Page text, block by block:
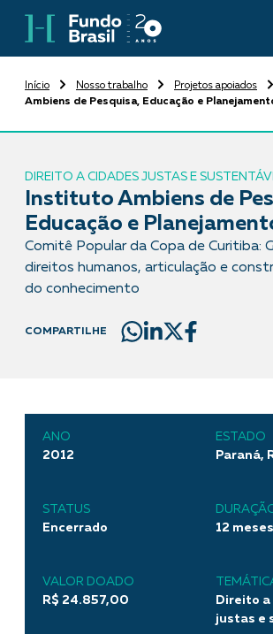
Início Nosso trabalho Projetos apoiados
Ambiens de Pesquisa, Educação e
DIREITO A CIDADES JUSTAS E
Instituto Ambiens de
Educação e
Comitê Popular da Copa de Curitiba:
direitos humanos, articulação e
do conhecimento
COMPARTILHE
ANO
2012
ESTADO
Paraná,
STATUS
Encerrado
12 meses
VALOR DOADO
R$ 24.857,00
Direito a
justas e